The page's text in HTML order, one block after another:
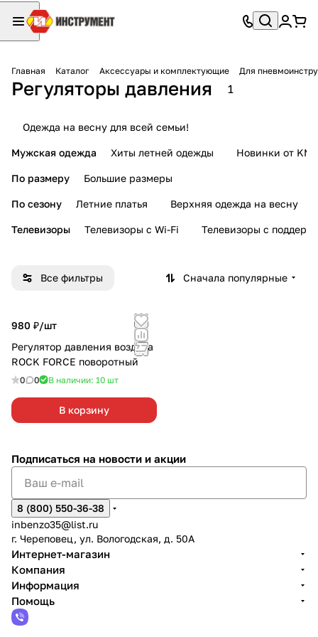
Главная Каталог Аксессуары и комплектующие Для
Регуляторы давления 1
Одежда на весну для всей семьи!
Мужская одежда Хиты летней одежды Новинки от KMI
По размеру Большие размеры
По сезону Летние платья Верхняя одежда на весну
Телевизоры Телевизоры с Wi-Fi Телевизоры с
Все фильтры Сначала популярные
980 ₽/шт
Регулятор давления воздуха
ROCK FORCE поворотный
0 0 В наличии: 10 шт
В корзину
Подписаться на новости и акции
8 (800) 550-36-38
inbenzo35@list.ru
г. Череповец, ул. Вологодская, д. 50А
Интернет-магазин
Компания
Информация
Помощь